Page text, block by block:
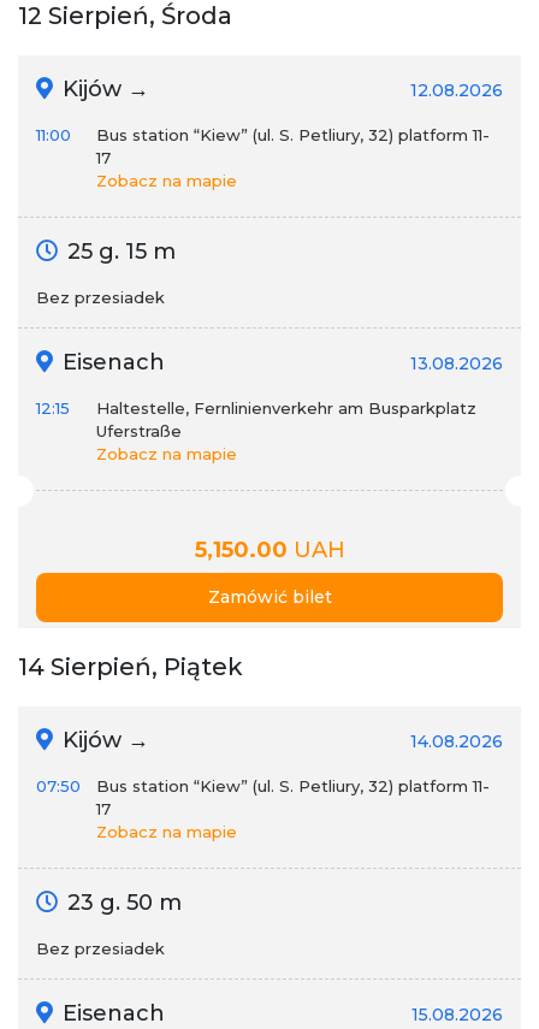
12 Sierpień, Środa
Kijów → 12.08.2026
11:00
Bus station “Kiew” (ul. S. Petliury, 32) platform 11-
17
Zobacz na mapie
25 g. 15 m
Bez przesiadek
Eisenach 13.08.2026
12:15
Haltestelle, Fernlinienverkehr am Busparkplatz
Uferstraße
Zobacz na mapie
5,150.00 UAH
Zamówić bilet
14 Sierpień, Piątek
Kijów → 14.08.2026
07:50
Bus station “Kiew” (ul. S. Petliury, 32) platform 11-
17
Zobacz na mapie
23 g. 50 m
Bez przesiadek
Eisenach 15.08.2026